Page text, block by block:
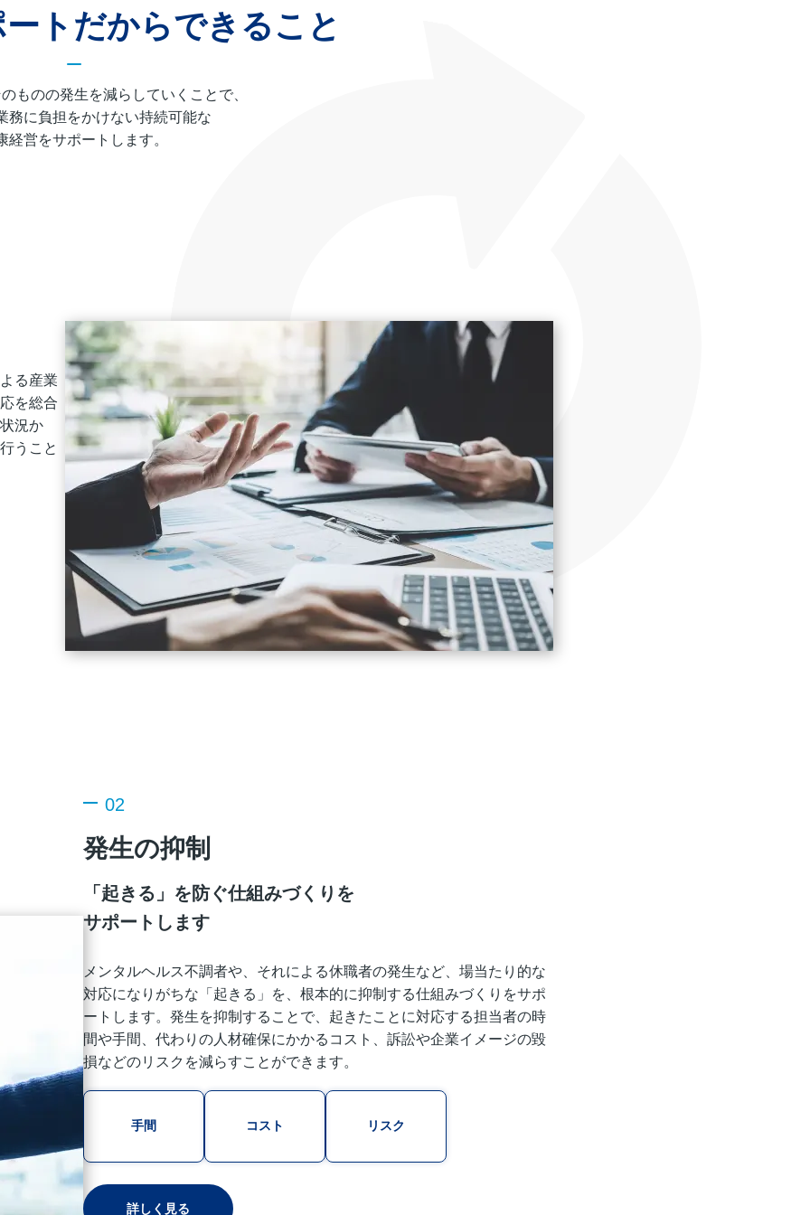
トだからできること
ものの発生を減らしていくことで、
務に負担をかけない持続可能な
経営をサポートします。
る産業
を総合
況か
うこと
02
発生の抑制
「起きる」を防ぐ仕組みづくりを
サポートします
メンタルヘルス不調者や、それによる休職者の発生など、場当たり的な
対応になりがちな「起きる」を、根本的に抑制する仕組みづくりをサポ
ートします。発生を抑制することで、起きたことに対応する担当者の時
間や手間、代わりの人材確保にかかるコスト、訴訟や企業イメージの毀
損などのリスクを減らすことができます。
手間 コスト リスク
詳しく見る